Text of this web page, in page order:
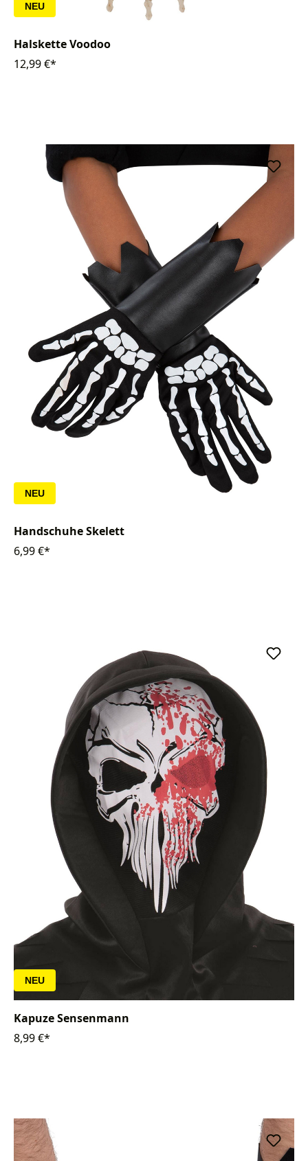
NEU
Halskette Voodoo
12,99 €*
NEU
Handschuhe Skelett
6,99 €*
NEU
Kapuze Sensenmann
8,99 €*